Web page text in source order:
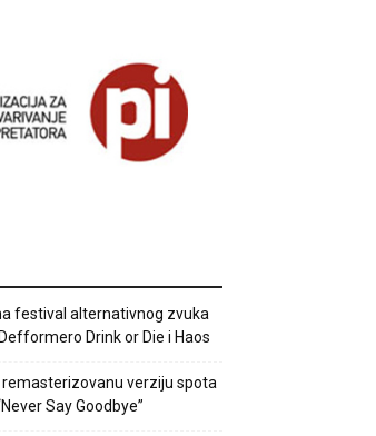
festival alternativnog zvuka
Drink or Die i Haos
verziju spota
Say Goodbye”